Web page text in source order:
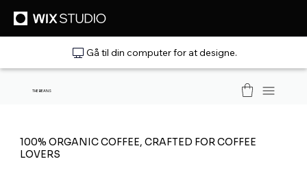
Gå til din computer for at designe.